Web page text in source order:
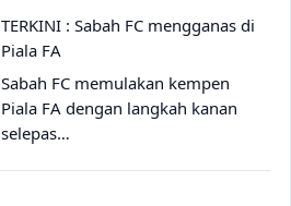
TERKINI : Sabah FC mengganas di
Piala FA
Sabah FC memulakan kempen
Piala FA dengan langkah kanan
selepas…